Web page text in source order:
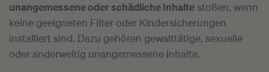
unangemessene oder schädliche Inhalte stoßen, wenn
keine geeigneten Filter oder Kindersicherungen
installiert sind. Dazu gehören gewalttätige, sexuelle
oder anderweitig unangemessene Inhalte.